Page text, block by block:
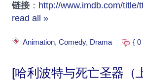
链接 ： http://www.imdb.com/title/
read all »
Animation, Comedy, Drama { 0
[哈利波特与死亡圣器（